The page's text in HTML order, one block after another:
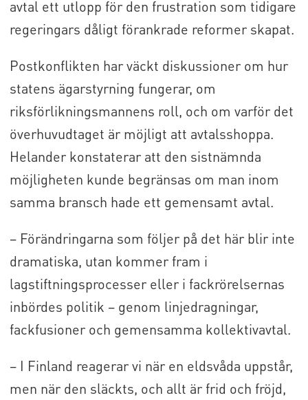
avtal ett utlopp för den frustration som tidigare
regeringars dåligt förankrade reformer skapat.
Postkonflikten har väckt diskussioner om hur
statens ägarstyrning fungerar, om
riksförlikningsmannens roll, och om varför det
överhuvudtaget är möjligt att avtalsshoppa.
Helander konstaterar att den sistnämnda
möjligheten kunde begränsas om man inom
samma bransch hade ett gemensamt avtal.
– Förändringarna som följer på det här blir inte
dramatiska, utan kommer fram i
lagstiftningsprocesser eller i fackrörelsernas
inbördes politik – genom linjedragningar,
fackfusioner och gemensamma kollektivavtal.
– I Finland reagerar vi när en eldsvåda uppstår,
men när den släckts, och allt är frid och fröjd,